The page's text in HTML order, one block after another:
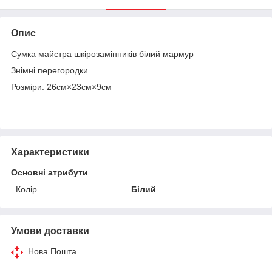
Опис
Сумка майстра шкірозамінників білий мармур
Знімні перегородки
Розміри: 26см×23см×9см
Характеристики
Основні атрибути
Колір
Білий
Умови доставки
Нова Пошта